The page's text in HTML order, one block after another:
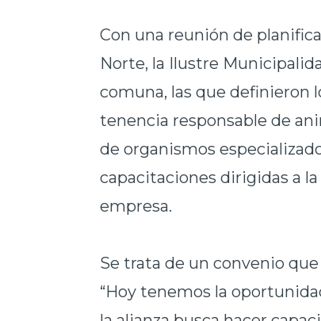
Con una reunión de
Norte, la Ilustre
comuna, las que definieron
tenencia responsable de
de organismos
capacitaciones dirigidas a
empresa.
Se trata de un convenio
“Hoy tenemos la